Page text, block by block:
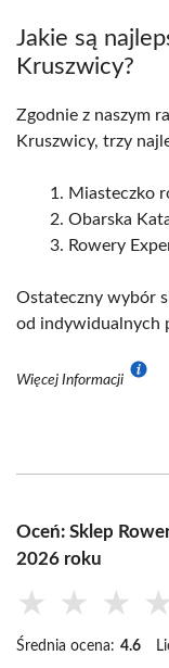
Jakie są
Kruszwicy?
Zgodnie z naszym
Kruszwicy, trzy
Miasteczko
Obarska
Rowery
Ostateczny wybór
od indywidualnych
Więcej Informacji
Oceń: Sklep
2026 roku
★ ★ ★ ★
Średnia ocena: 4.6